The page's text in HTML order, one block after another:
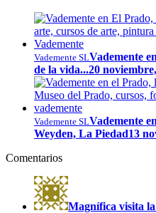
Vademente SLVademente
de la vida...20
Vademente SLVademente
Weyden, La Piedad13
Comentarios
Magnífica visita